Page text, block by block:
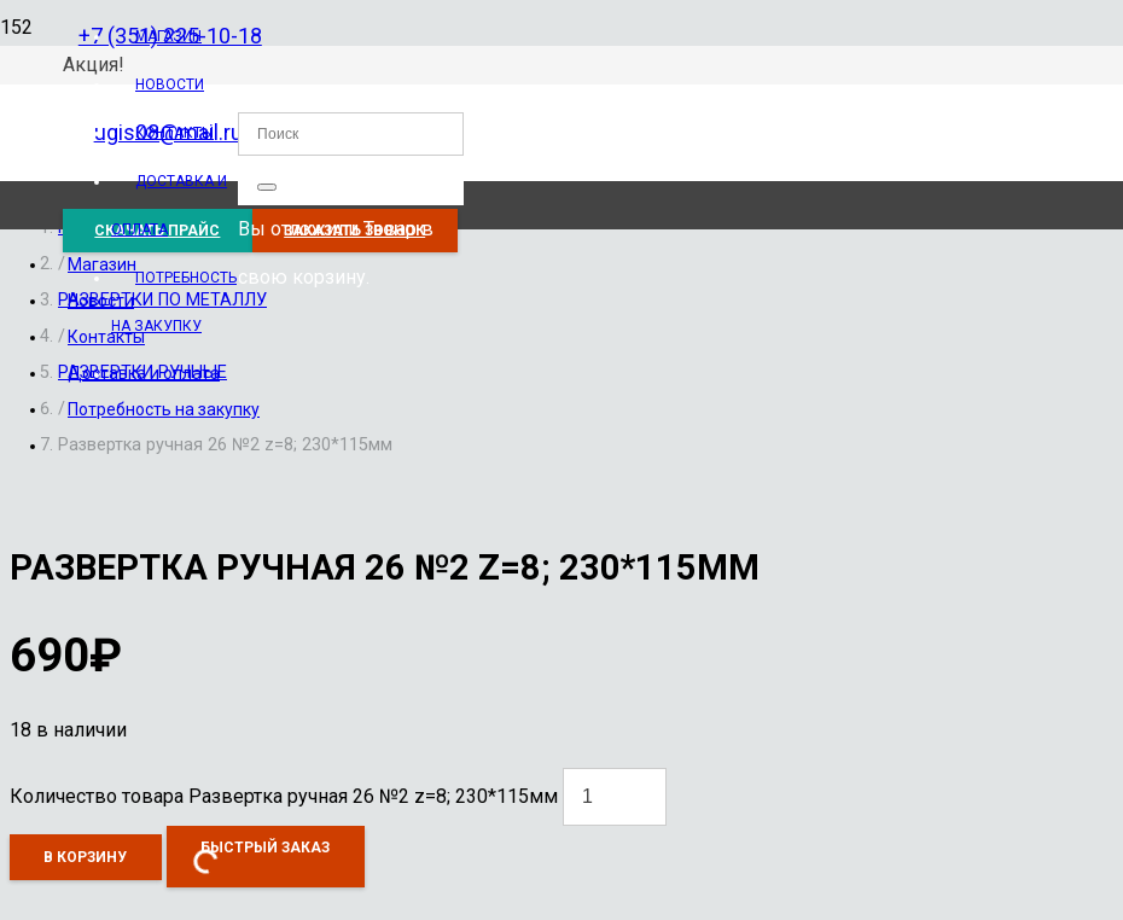
Акция!
+7 (351) 225-10-18
ugis08@mail.ru
СКАЧАТЬ ПРАЙС ЗАКАЗАТЬ ЗВОНОК
МАГАЗИН
НОВОСТИ
КОНТАКТЫ
ДОСТАВКА И
ОПЛАТА
ПОТРЕБНОСТЬ
НА ЗАКУПКУ
Вы отложилиТоварв
свою корзину.
Магазин
Новости
Контакты
Доставка и оплата
Потребность на закупку
Главная
/
РАЗВЕРТКИ ПО МЕТАЛЛУ
/
РАЗВЕРТКИ РУЧНЫЕ
/
Развертка ручная 26 №2 z=8; 230*115мм
РАЗВЕРТКА РУЧНАЯ 26 №2 Z=8; 230*115ММ
690₽
18 в наличии
Количество товара Развертка ручная 26 №2 z=8; 230*115мм
В КОРЗИНУ
БЫСТРЫЙ ЗАКАЗ